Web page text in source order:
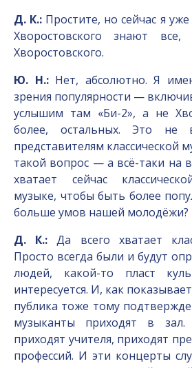
Д. К.: Простите, но сейчас я
Хворостовского знают
Хворостовского.
Ю. Н.:Нет, абсолютно. Я
зрения популярности —
услышим там «Би-2», а не
более, остальных. Это не
представителям классической
такой вопрос — а всё-таки на
хватает сейчас
музыке, чтобы быть более
больше умов нашей молодёжи?
Д. К.: Да всего хватает
Просто всегда были и будут
людей, какой-то пласт
интересуется. И, как
публика тоже тому
музыканты приходят в зал.
приходят учителя, приходят
профессий. И эти концерты